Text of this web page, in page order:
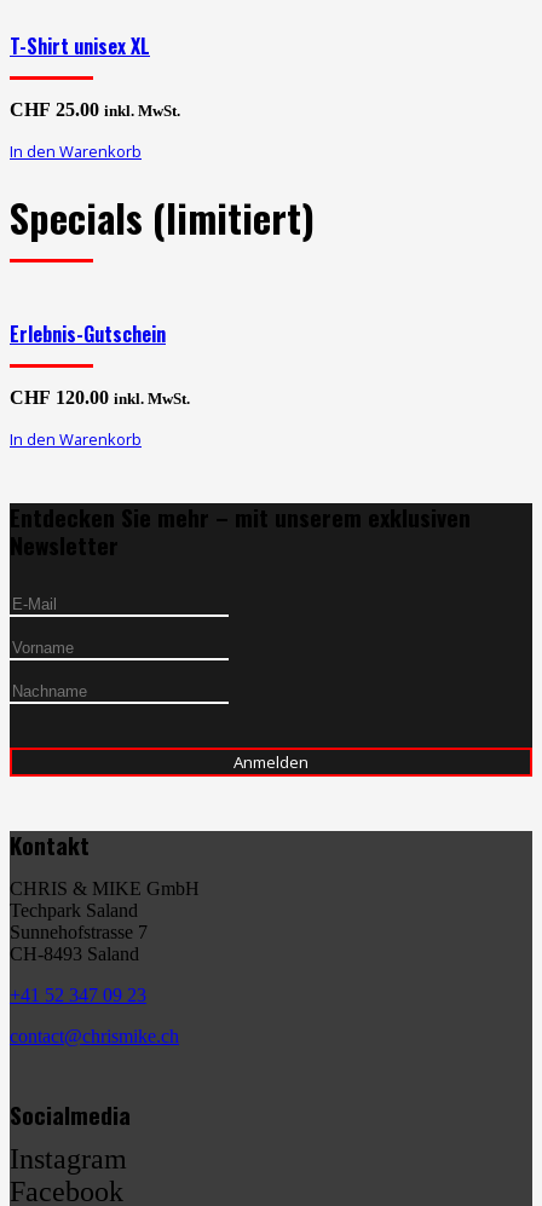
T-Shirt unisex XL
CHF 25.00 inkl. MwSt.
In den Warenkorb
Specials (limitiert)
Erlebnis-Gutschein
CHF 120.00 inkl. MwSt.
In den Warenkorb
Entdecken Sie mehr – mit unserem exklusiven
Newsletter
Kontakt
CHRIS & MIKE GmbH
Techpark Saland
Sunnehofstrasse 7
CH-8493 Saland
+41 52 347 09 23
contact@chrismike.ch
Socialmedia
Instagram
Facebook